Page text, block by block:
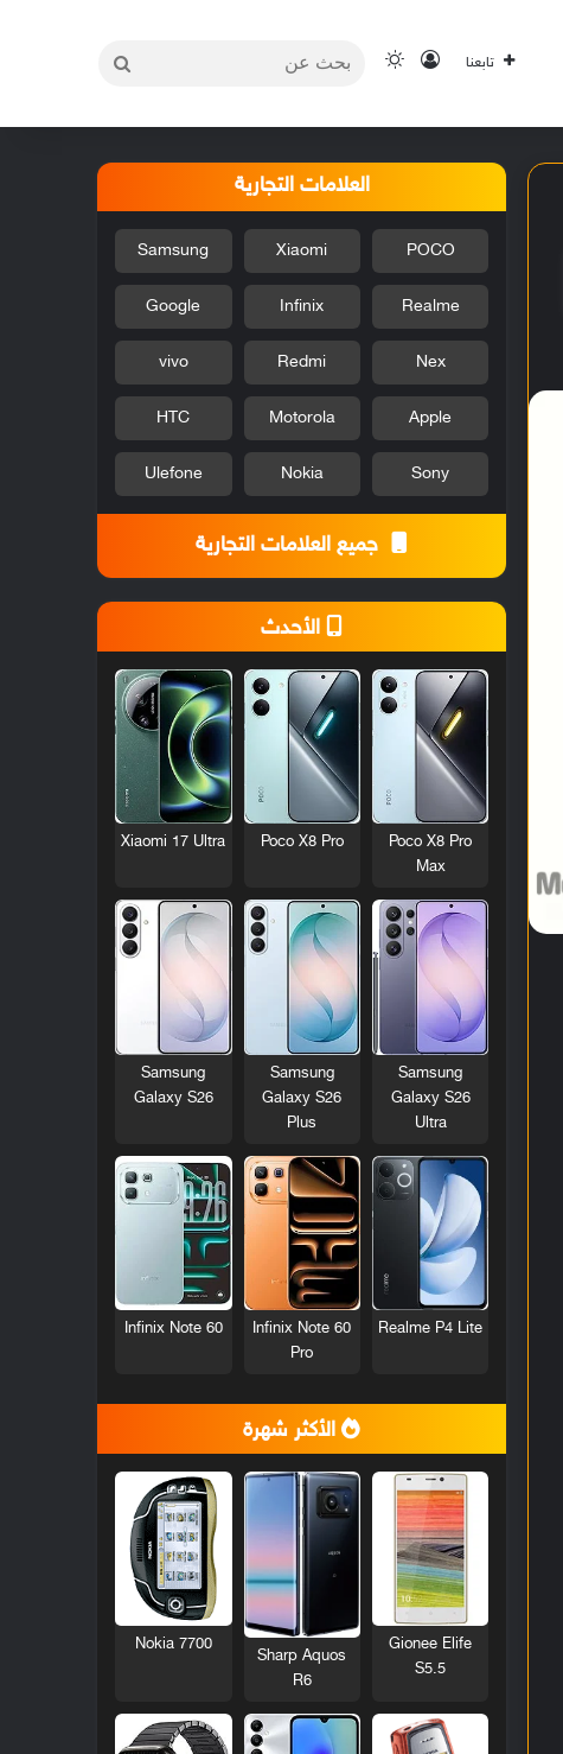
تابعنا تسجيل الدخول
الوضع المظلم
العلامات التجارية
POCO
Xiaomi
Samsung
Realme
Infinix
Google
Nex
Redmi
vivo
Apple
Motorola
HTC
Sony
Nokia
Ulefone
جميع العلامات التجارية
الأحدث
Poco X8 Pro
Max
Poco X8 Pro
Xiaomi 17 Ultra
Samsung
Galaxy S26
Ultra
Samsung
Galaxy S26
Plus
Samsung
Galaxy S26
Realme P4 Lite
Infinix Note 60
Pro
Infinix Note 60
الأكثر شهرة
Gionee Elife
S5.5
Sharp Aquos
R6
Nokia 7700